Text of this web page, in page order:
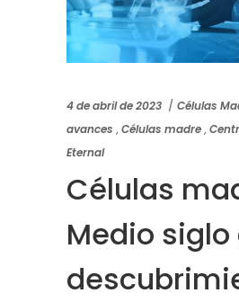
4 de abril de 2023
Células
avances ,Células madre,
Eternal
Células
Medio siglo